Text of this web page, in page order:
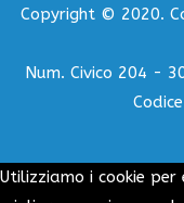
Copyright © 2020.
Num. Civico 204 -
Utilizziamo i cookie per